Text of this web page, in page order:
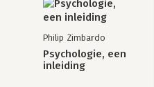
Philip Zimbardo
Psychologie, een
inleiding